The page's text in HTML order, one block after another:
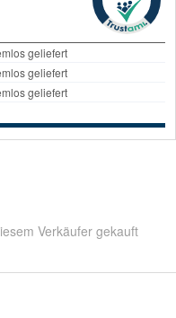
Verkäufer gekauft